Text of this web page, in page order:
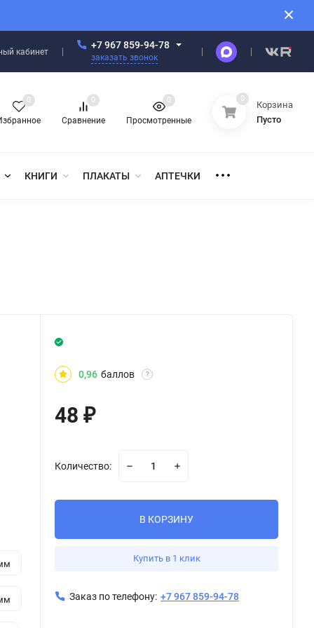
кабинет
+7 967 859-94-78
заказать звонок
0
Сравнение
0
Просмотренные
0 0
Корзина
Пусто
КНИГИ ПЛАКАТЫ АПТЕЧКИ
0,96 баллов ?
48₽
Количество:
В КОРЗИНУ
Купить в 1 клик
Заказ по телефону: +7 967 859-94-78